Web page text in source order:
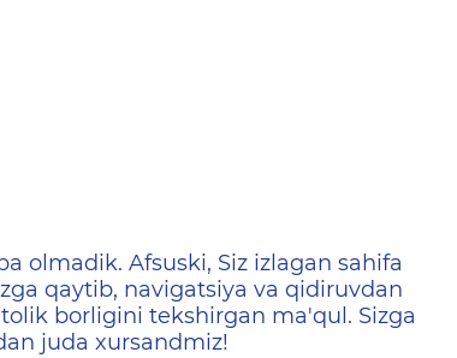
olmadik. Afsuski, Siz izlagan sahifa
qaytib, navigatsiya va qidiruvdan
borligini tekshirgan ma'qul. Sizga
juda xursandmiz!